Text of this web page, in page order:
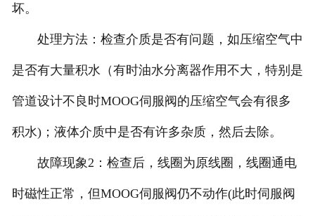
坏。
处理方法：检查介质是否有问题，如压缩空气中
是否有大量积水（有时油水分离器作用不大，特别是
管道设计不良时MOOG伺服阀的压缩空气会有很多
积水)；液体介质中是否有许多杂质，然后去除。
故障现象2：检查后，线圈为原线圈，线圈通电
时磁性正常，但MOOG伺服阀仍不动作(此时伺服阀